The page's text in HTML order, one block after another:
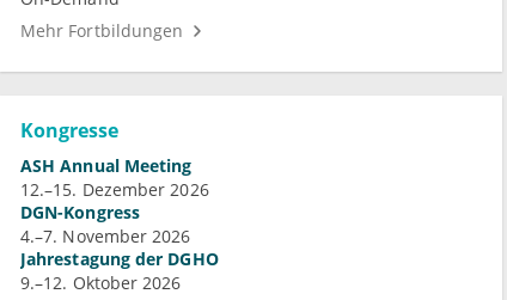
Mehr Fortbildungen
Kongresse
ASH Annual Meeting
12.–15. Dezember 2026
DGN-Kongress
4.–7. November 2026
Jahrestagung der DGHO
9.–12. Oktober 2026